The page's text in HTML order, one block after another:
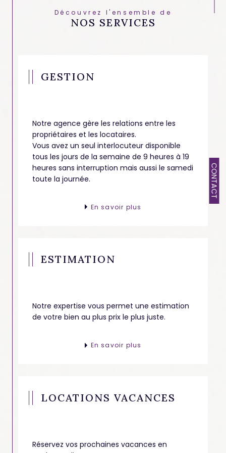
CONTACT
Votre agence immobilière à Hyères vous propose également
un service de location saisonnière. Nous nous adaptons à
vos besoins et à votre budget en vous offrant sur le site une
contactez-nous pour des conseils ou un accompagnement.
Découvrez l'ensemble de
NOS SERVICES
GESTION
Notre agence gère les relations entre les
propriétaires et les locataires.
Vous avez un seul interlocuteur disponible
tous les jours de la semaine de 9 heures à 19
heures sans interruption mais aussi le samedi
toute la journée.
En savoir plus
ESTIMATION
Notre expertise vous permet une estimation
de votre bien au plus prix le plus juste.
En savoir plus
LOCATIONS VACANCES
Réservez vos prochaines vacances en